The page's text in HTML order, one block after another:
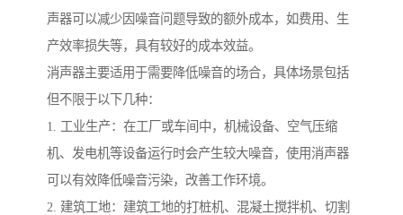
声器可以减少因噪音问题导致的额外成本，如费用、生
产效率损失等，具有较好的成本效益。
消声器主要适用于需要降低噪音的场合，具体场景包括
但不限于以下几种：
1. 工业生产：在工厂或车间中，机械设备、空气压缩
机、发电机等设备运行时会产生较大噪音，使用消声器
可以有效降低噪音污染，改善工作环境。
2. 建筑工地：建筑工地的打桩机、混凝土搅拌机、切割